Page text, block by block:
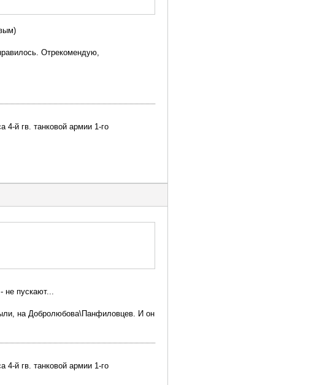
Отрекомендую,
4-й гв. танковой армии 1-го
не пускают...
на Добролюбова\Панфиловцев. И он
4-й гв. танковой армии 1-го